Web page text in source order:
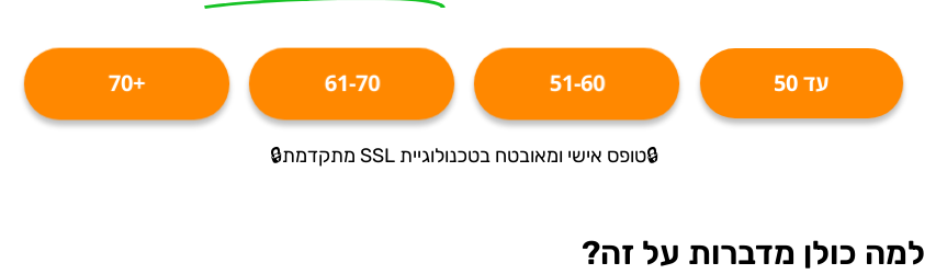
עד 50 51-60
61-70
+70
🔒טופס אישי ומאובטח בטכנולוגיית SSL מתקדמת🔒
למה כולן מדברות על זה?